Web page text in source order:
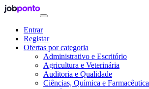
Entrar
Registar
Ofertas por categoria
Administrativo e Escritório
Agricultura e Veterinária
Auditoria e Qualidade
Ciências, Química e Farmacêutica